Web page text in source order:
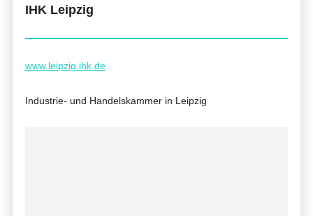
IHK Leipzig
www.leipzig.ihk.de
Industrie- und Handelskammer in Leipzig